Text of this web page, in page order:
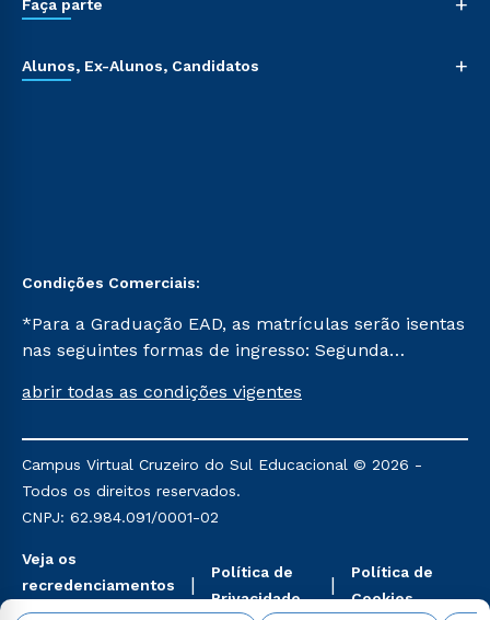
Faça parte
Alunos, Ex-Alunos, Candidatos +
Condições Comerciais:
*Para a Graduação EAD, as matrículas serão isentas
nas seguintes formas de ingresso: Segunda
Já para as demais, a taxa de matrícula será de R$
mencionadas são referentes aos cursos: Ensino
Religioso, Geografia para a Docência e Metodologia
do Ensino de História: Questões Atuais.
abrir todas as condições vigentes
Campus Virtual Cruzeiro do Sul Educacional © 2026 -
Todos os direitos reservados.
CNPJ: 62.984.091/0001-02
Veja os
recredenciamentos
aqui
Política de
Privacidade
Política de
Cookies